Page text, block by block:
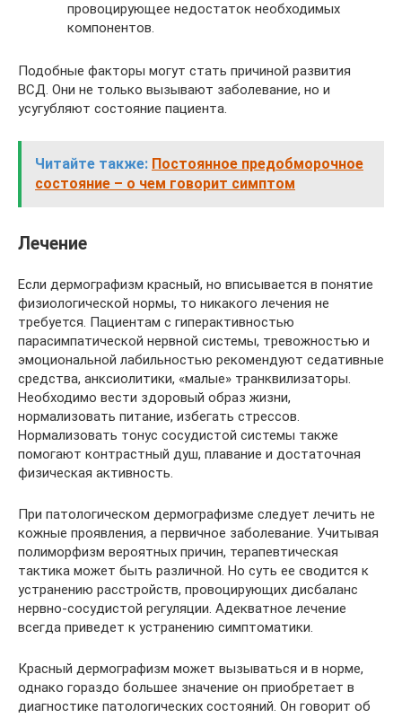
провоцирующее недостаток необходимых
компонентов.
Подобные факторы могут стать причиной развития
ВСД. Они не только вызывают заболевание, но и
усугубляют состояние пациента.
Читайте также: Постоянное предобморочное
состояние – о чем говорит симптом
Лечение
Если дермографизм красный, но вписывается в понятие
физиологической нормы, то никакого лечения не
требуется. Пациентам с гиперактивностью
парасимпатической нервной системы, тревожностью и
эмоциональной лабильностью рекомендуют седативные
средства, анксиолитики, «малые» транквилизаторы.
Необходимо вести здоровый образ жизни,
нормализовать питание, избегать стрессов.
Нормализовать тонус сосудистой системы также
помогают контрастный душ, плавание и достаточная
физическая активность.
При патологическом дермографизме следует лечить не
кожные проявления, а первичное заболевание. Учитывая
полиморфизм вероятных причин, терапевтическая
тактика может быть различной. Но суть ее сводится к
устранению расстройств, провоцирующих дисбаланс
нервно-сосудистой регуляции. Адекватное лечение
всегда приведет к устранению симптоматики.
Красный дермографизм может вызываться и в норме,
однако гораздо большее значение он приобретает в
диагностике патологических состояний. Он говорит об